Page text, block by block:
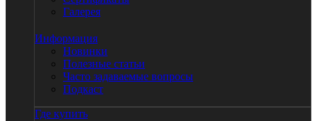
Галерея
Информация
Новинки
Полезные статьи
Часто задаваемые вопросы
Подкаст
Где купить